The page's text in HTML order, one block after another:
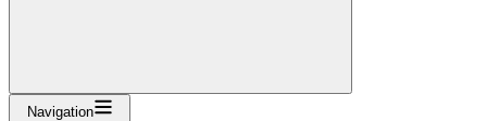
Navigation